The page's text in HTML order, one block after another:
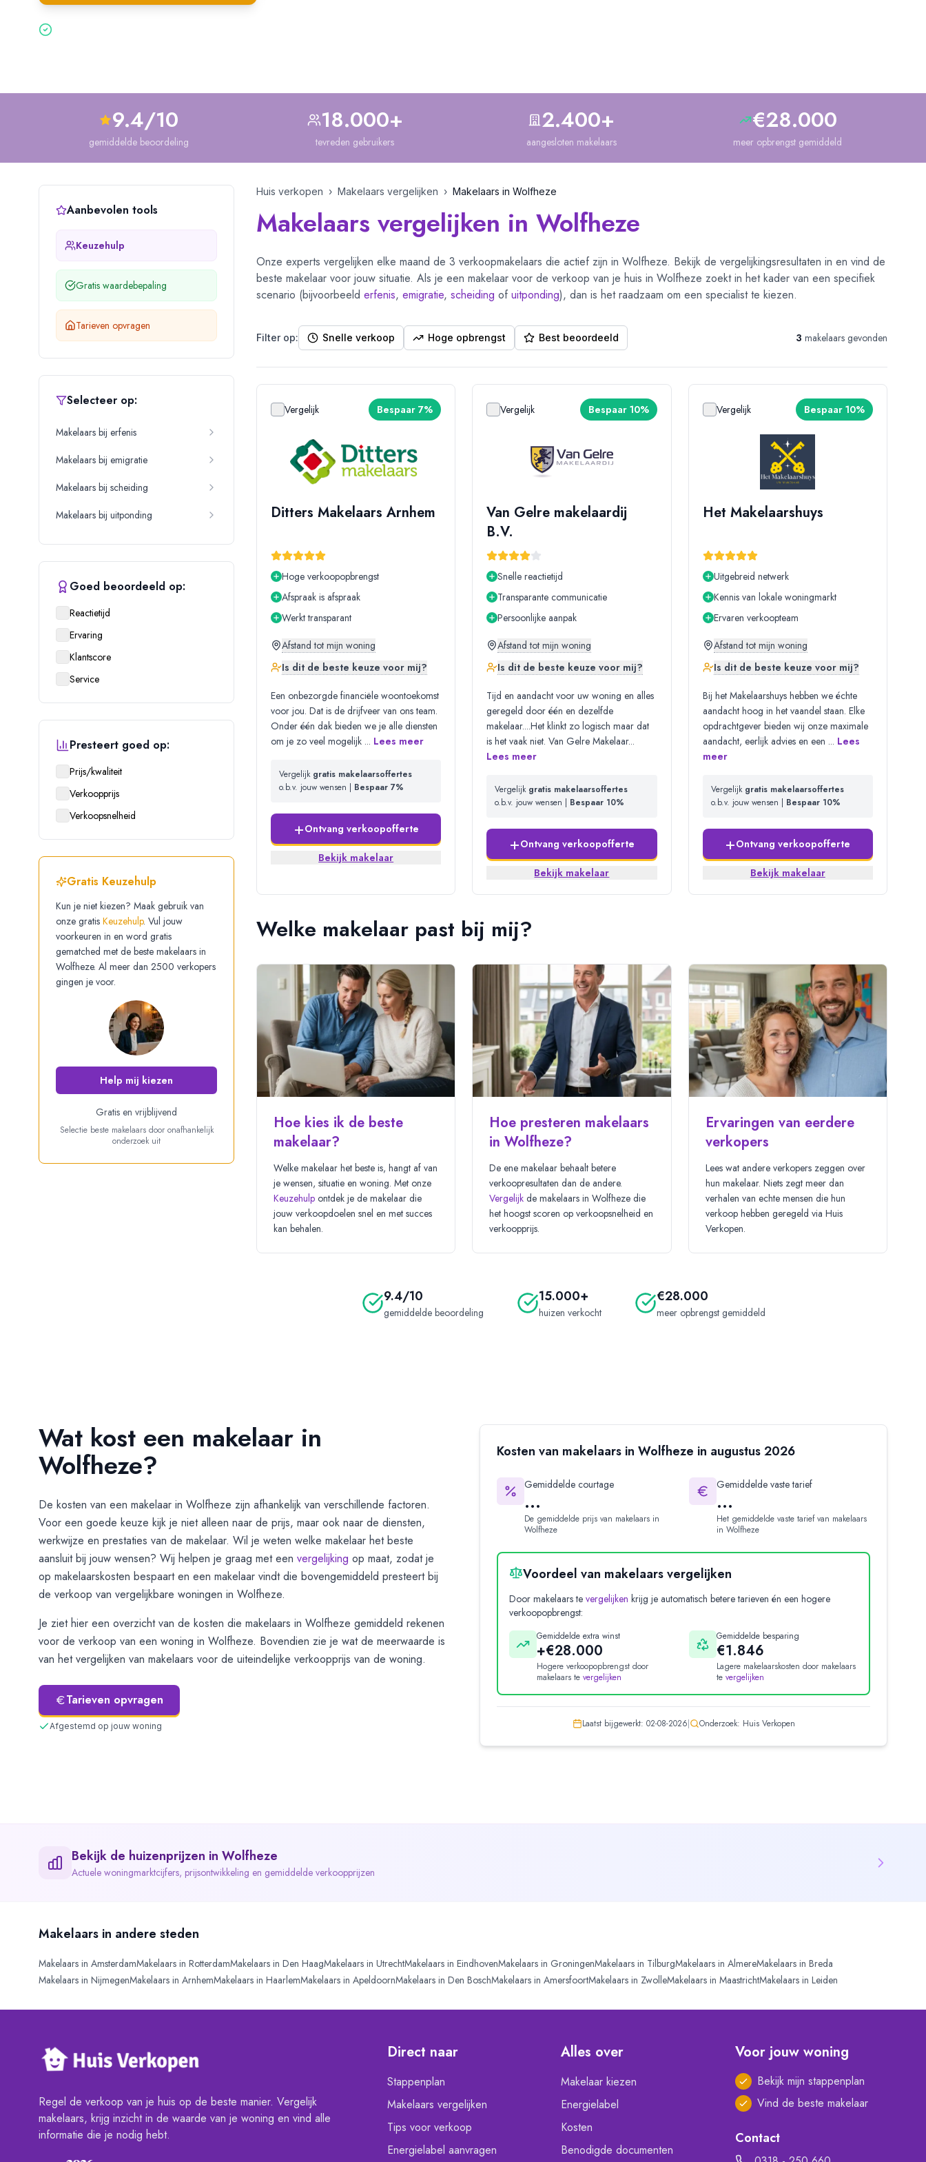
9.4/10
gemiddelde beoordeling
18.000+
tevreden gebruikers
2.400+
aangesloten makelaars
€28.000
meer opbrengst gemiddeld
Aanbevolen tools
Keuzehulp
Gratis waardebepaling
Tarieven opvragen
Selecteer op:
Makelaars bij erfenis
Makelaars bij emigratie
Makelaars bij scheiding
Makelaars bij uitponding
Goed beoordeeld op:
Reactietijd
Ervaring
Klantscore
Service
Presteert goed op:
Prijs/kwaliteit
Verkoopprijs
Verkoopsnelheid
Gratis Keuzehulp
Kun je niet kiezen? Maak gebruik van
onze gratis Keuzehulp. Vul jouw
voorkeuren in en word gratis
gematched met de beste makelaars in
Wolfheze. Al meer dan 2500 verkopers
gingen je voor.
Help mij kiezen
Gratis en vrijblijvend
Selectie beste makelaars door onafhankelijk
onderzoek uit
Huis verkopen › Makelaars vergelijken › Makelaars in Wolfheze
Makelaars vergelijken in Wolfheze
Onze experts vergelijken elke maand de 3 verkoopmakelaars die actief zijn in Wolfheze. Bekijk de vergelijkingsresultaten in en vind de
beste makelaar voor jouw situatie. Als je een makelaar voor de verkoop van je huis in Wolfheze zoekt in het kader van een specifiek
scenario (bijvoorbeeld erfenis, emigratie, scheiding of uitponding), dan is het raadzaam om een specialist te kiezen.
Filter op: Snelle verkoop Hoge opbrengst Best beoordeeld 3 makelaars gevonden
Vergelijk Bespaar 7%
Ditters Makelaars Arnhem
Hoge verkoopopbrengst
Afspraak is afspraak
Werkt transparant
Afstand tot mijn woning
Is dit de beste keuze voor mij?
Een onbezorgde financiële woontoekomst
voor jou. Dat is de drijfveer van ons team.
Onder één dak bieden we je alle diensten
om je zo veel mogelijk ... Lees meer
Vergelijk gratis makelaarsoffertes
o.b.v. jouw wensen | Bespaar 7%
+Ontvang verkoopofferte
Bekijk makelaar
Vergelijk Bespaar 10%
Van Gelre makelaardij
B.V.
Snelle reactietijd
Transparante communicatie
Persoonlijke aanpak
Afstand tot mijn woning
Is dit de beste keuze voor mij?
Tijd en aandacht voor uw woning en alles
geregeld door één en dezelfde
makelaar....Het klinkt zo logisch maar dat
is het vaak niet. Van Gelre Makelaar...
Lees meer
Vergelijk gratis makelaarsoffertes
o.b.v. jouw wensen | Bespaar 10%
+Ontvang verkoopofferte
Bekijk makelaar
Vergelijk Bespaar 10%
Het Makelaarshuys
Uitgebreid netwerk
Kennis van lokale woningmarkt
Ervaren verkoopteam
Afstand tot mijn woning
Is dit de beste keuze voor mij?
Bij het Makelaarshuys hebben we échte
aandacht hoog in het vaandel staan. Elke
opdrachtgever bieden wij onze maximale
aandacht, eerlijk advies en een ... Lees
meer
Vergelijk gratis makelaarsoffertes
o.b.v. jouw wensen | Bespaar 10%
+Ontvang verkoopofferte
Bekijk makelaar
Welke makelaar past bij mij?
Hoe kies ik de beste
makelaar?
Welke makelaar het beste is, hangt af van
je wensen, situatie en woning. Met onze
Keuzehulp ontdek je de makelaar die
jouw verkoopdoelen snel en met succes
kan behalen.
Hoe presteren makelaars
in Wolfheze?
De ene makelaar behaalt betere
verkoopresultaten dan de andere.
Vergelijk de makelaars inWolfheze die
het hoogst scoren op verkoopsnelheid en
verkoopprijs.
Ervaringen van eerdere
verkopers
Leeswat andere verkopers zeggen over
hun makelaar. Niets zegt meer dan
verhalen van echte mensen die hun
verkoop hebben geregeld via Huis
Verkopen.
9.4/10
gemiddelde beoordeling
15.000+
huizen verkocht
€28.000
meer opbrengst gemiddeld
Wat kost een makelaar in
Wolfheze?
De kosten van een makelaar in Wolfheze zijn afhankelijk van verschillende factoren.
Voor een goede keuze kijk je niet alleen naar de prijs, maar ook naar de diensten,
werkwijze en prestaties van de makelaar. Wil je weten welke makelaar het beste
aansluit bij jouw wensen? Wij helpen je graag met een vergelijking op maat, zodat je
op makelaarskosten bespaart en een makelaar vindt die bovengemiddeld presteert bij
de verkoop van vergelijkbare woningen in Wolfheze.
Je ziet hier een overzicht van de kosten die makelaars in Wolfheze gemiddeld rekenen
voor de verkoop van een woning in Wolfheze. Bovendien zie je wat de meerwaarde is
van het vergelijken van makelaars voor de uiteindelijke verkoopprijs van de woning.
Tarieven opvragen
Afgestemd op jouw woning
Kosten van makelaars in Wolfheze in augustus2026
Gemiddelde courtage
...
De gemiddelde prijs van makelaars in
Wolfheze
Gemiddelde vaste tarief
...
Het gemiddelde vaste tarief van makelaars
in Wolfheze
Voordeel van makelaars vergelijken
Door makelaars te vergelijken krijg je automatisch betere tarieven én een hogere
verkoopopbrengst:
Gemiddelde extra winst
+€28.000
Hogere verkoopopbrengst door
makelaars te vergelijken
Gemiddelde besparing
€1.846
Lagere makelaarskosten door makelaars
te vergelijken
Laatst bijgewerkt: 02-08-2026| Onderzoek: Huis Verkopen
Bekijk de huizenprijzen in Wolfheze
Actuele woningmarktcijfers, prijsontwikkeling en gemiddelde verkoopprijzen
Makelaars in andere steden
Makelaars in AmsterdamMakelaars in RotterdamMakelaars in Den HaagMakelaars in UtrechtMakelaars in EindhovenMakelaars in GroningenMakelaars in TilburgMakelaars in AlmereMakelaars in Breda
Makelaars in NijmegenMakelaars in ArnhemMakelaars in HaarlemMakelaars in ApeldoornMakelaars in Den BoschMakelaars in AmersfoortMakelaars in ZwolleMakelaars in MaastrichtMakelaars in Leiden
Regel de verkoop van je huis op de beste manier. Vergelijk
makelaars, krijg inzicht in de waarde van je woning en vind alle
informatie die je nodig hebt.
Direct naar
Stappenplan
Makelaars vergelijken
Tips voor verkoop
Energielabel aanvragen
Alles over
Makelaar kiezen
Energielabel
Kosten
Benodigde documenten
Voor jouw woning
Bekijk mijn stappenplan
Vind de beste makelaar
Contact